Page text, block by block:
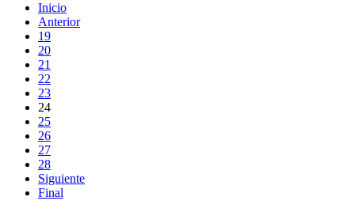
Inicio
Anterior
19
20
21
22
23
24
25
26
27
28
Siguiente
Final